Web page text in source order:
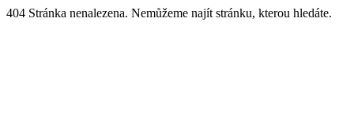
404 Stránka nenalezena. Nemůžeme najít stránku, kterou hledáte.